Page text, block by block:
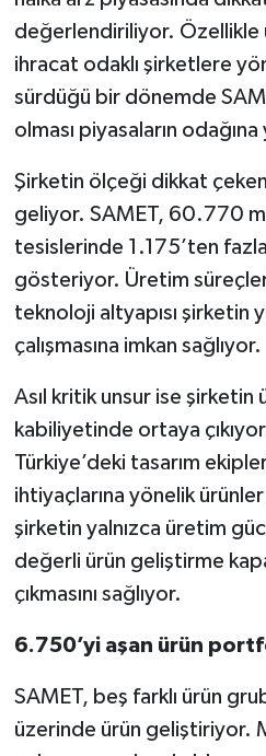
değerlendiriliyor. Özellikle
ihracat odaklı şirketlere
sürdüğü bir dönemde
olması piyasaların
Şirketin ölçeği dikkat çeken
geliyor. SAMET, 60.770
tesislerinde 1.175’ten
gösteriyor. Üretim
teknoloji altyapısı şirketin
çalışmasına imkan sağlıyor.
Asıl kritik unsur ise şirketin
kabiliyetinde ortaya
Türkiye’deki tasarım
ihtiyaçlarına yönelik
şirketin yalnızca üretim
değerli ürün geliştirme
çıkmasını sağlıyor.
6.750’yi aşan ürün
SAMET, beş farklı ürün
üzerinde ürün geliştiriyor.